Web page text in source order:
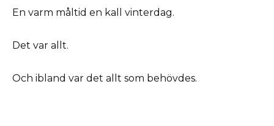
En varm måltid en kall vinterdag.
Det var allt.
Och ibland var det allt som behövdes.